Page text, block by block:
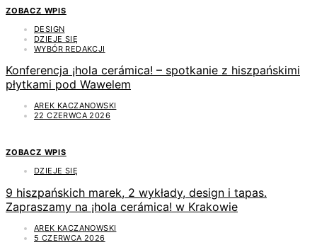
ZOBACZ WPIS
DESIGN
DZIEJE SIĘ
WYBÓR REDAKCJI
Konferencja ¡hola cerámica! – spotkanie z hiszpańskimi
płytkami pod Wawelem
AREK KACZANOWSKI
22 CZERWCA 2026
ZOBACZ WPIS
DZIEJE SIĘ
9 hiszpańskich marek, 2 wykłady, design i tapas.
Zapraszamy na ¡hola cerámica! w Krakowie
AREK KACZANOWSKI
5 CZERWCA 2026